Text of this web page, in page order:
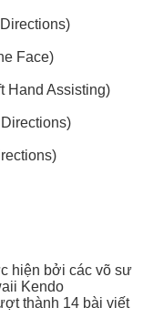
Face)
Hand Assisting)
hiện bởi các võ sư
Kendo
thành 14 bài viết